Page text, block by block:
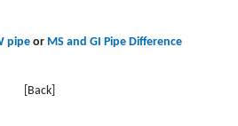
pipe or MS and GI Pipe Difference
[Back]